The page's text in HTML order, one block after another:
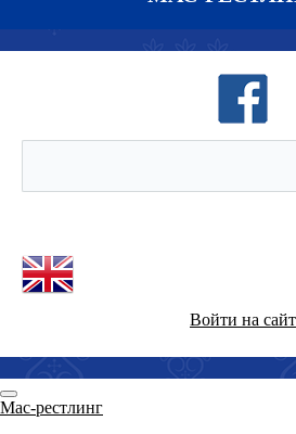
Войти на сайт
Мас-рестлинг